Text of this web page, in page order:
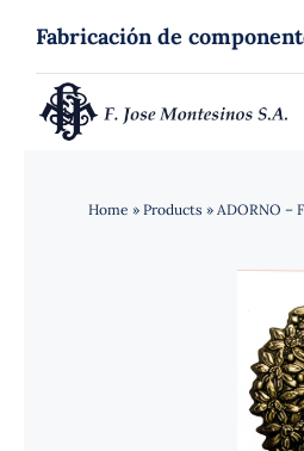
contenido
Fabricación de
Home » Products » ADORNO –